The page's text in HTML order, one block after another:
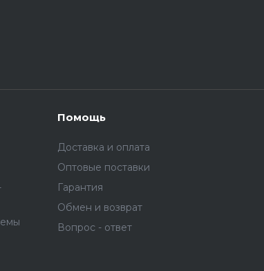
Помощь
Доставка и оплата
Оптовые поставки
Гарантия
Обмен и возврат
Вопрос - ответ